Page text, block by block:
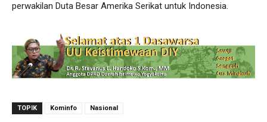
perwakilan Duta Besar Amerika Serikat untuk Indonesia.
TOPIK Kominfo Nasional